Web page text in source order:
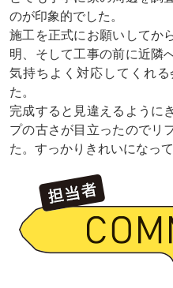
のが印象的でした。
施工を正式にお願いしてか
明、そして工事の前に近隣
気持ちよく対応してくれ
た。
完成すると見違えるように
プの古さが目立ったのでリ
た。すっかりきれいになっ